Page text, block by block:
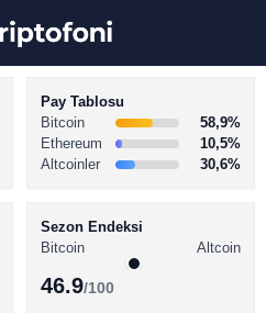
Pay Tablosu
Bitcoin
58,9%
Ethereum
10,5%
Altcoinler
30,6%
Sezon Endeksi
Bitcoin
Altcoin
46.9/100